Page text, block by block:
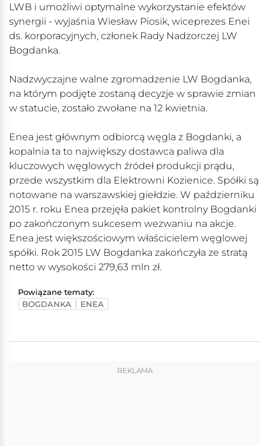
LWB i umożliwi optymalne wykorzystanie efektów
synergii - wyjaśnia Wiesław Piosik, wiceprezes Enei
ds. korporacyjnych, członek Rady Nadzorczej LW
Bogdanka.
Nadzwyczajne walne zgromadzenie LW Bogdanka,
na którym podjęte zostaną decyzje w sprawie zmian
w statucie, zostało zwołane na 12 kwietnia.
Enea jest głównym odbiorcą węgla z Bogdanki, a
kopalnia ta to największy dostawca paliwa dla
kluczowych węglowych źródeł produkcji prądu,
przede wszystkim dla Elektrowni Kozienice. Spółki są
notowane na warszawskiej giełdzie. W październiku
2015 r. roku Enea przejęła pakiet kontrolny Bogdanki
po zakończonym sukcesem wezwaniu na akcje.
Enea jest większościowym właścicielem węglowej
spółki. Rok 2015 LW Bogdanka zakończyła ze stratą
netto w wysokości 279,63 mln zł.
Powiązane tematy:
BOGDANKA
ENEA
REKLAMA